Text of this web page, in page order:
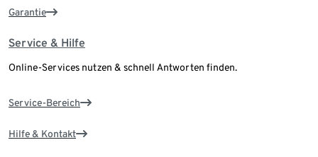
Garantie
Service & Hilfe
Online-Services nutzen & schnell Antworten finden.
Service-Bereich
Hilfe & Kontakt